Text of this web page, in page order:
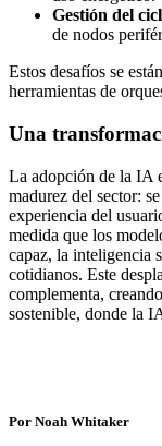
Gestión del
de nodos
Estos desafíos se
herramientas de
Una
La adopción de la IA
madurez del sector:
experiencia del
medida que los
capaz, la inteligencia
cotidianos. Este
complementa,
sostenible, donde la
Por Noah Whitaker